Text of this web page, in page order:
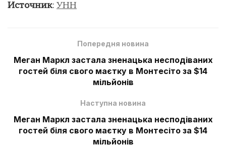
Источник: УНН
Попередня новина
Меган Маркл застала зненацька несподіваних
гостей біля свого маєтку в Монтесіто за $14
мільйонів
Наступна новина
Меган Маркл застала зненацька несподіваних
гостей біля свого маєтку в Монтесіто за $14
мільйонів